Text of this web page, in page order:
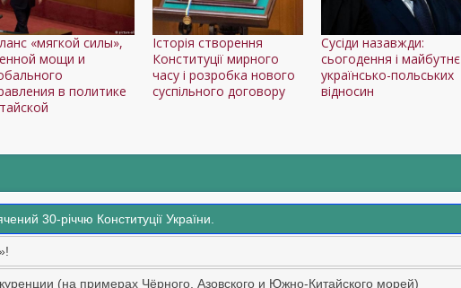
«мягкой силы»,
мощи и
в политике
Історія створення
Конституції мирного
часу і розробка нового
суспільного договору
Сусіди назавжди:
сьогодення і майбутнє
українсько-польських
відносин
30-річчю Конституції України.
(на примерах Чёрного, Азовского и Южно-Китайского морей)